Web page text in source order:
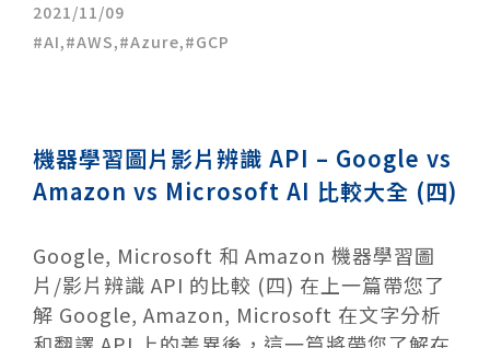
2021/11/09
AI, AWS, Azure, GCP
機器學習圖片影片辨識 API – Google vs
Amazon vs Microsoft AI 比較大全 (四)
Google, Microsoft 和 Amazon 機器學習圖
片/影片辨識 API 的比較 (四) 在上一篇帶您了
解 Google, Amazon, Microsoft 在文字分析